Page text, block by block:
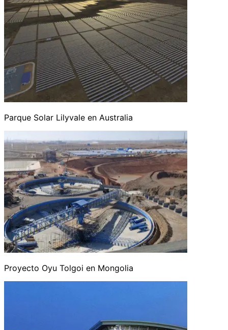
Parque Solar Lilyvale en Australia
Proyecto Oyu Tolgoi en Mongolia